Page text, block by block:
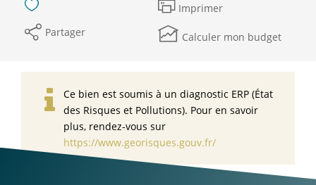
Imprimer
Partager
Calculer mon budget
Ce bien est soumis à un diagnostic ERP (État
des Risques et Pollutions). Pour en savoir
plus, rendez-vous sur
https://www.georisques.gouv.fr/